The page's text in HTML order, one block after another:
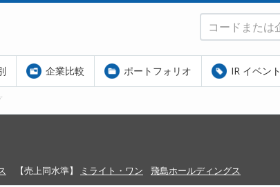
企業比較 ポートフォリオ IR イベント
【売上同水準】 ミライト・ワン 飛島ホールディングス